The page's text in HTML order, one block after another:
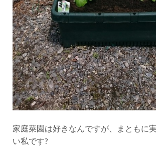
家庭菜園は好きなんですが、まともに
い私です?